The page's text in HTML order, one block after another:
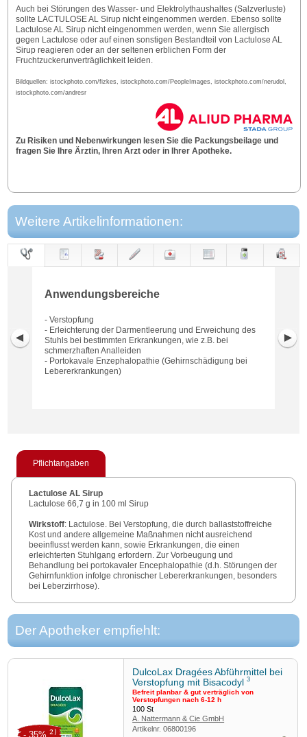
Auch bei Störungen des Wasser- und Elektrolythaushaltes (Salzverluste)
sollte LACTULOSE AL Sirup nicht eingenommen werden. Ebenso sollte
Lactulose AL Sirup nicht eingenommen werden, wenn Sie allergisch
gegen Lactulose oder auf einen sonstigen Bestandteil von Lactulose AL
Sirup reagieren oder an der seltenen erblichen Form der
Fruchtzuckerunverträglichkeit leiden.
Bildquellen: istockphoto.com/fizkes, istockphoto.com/PeopleImages, istockphoto.com/nerudol,
istockphoto.com/andresr
Zu Risiken und Nebenwirkungen lesen Sie die Packungsbeilage und
fragen Sie Ihre Ärztin, Ihren Arzt oder in Ihrer Apotheke.
Weitere Artikelinformationen:
Anwendungsbereiche
- Verstopfung
- Erleichterung der Darmentleerung und Erweichung des
Stuhls bei bestimmten Erkrankungen, wie z.B. bei
schmerzhaften Analleiden
- Portokavale Enzephalopathie (Gehirnschädigung bei
Lebererkrankungen)
Pflichtangaben
Lactulose AL Sirup
Lactulose 66,7 g in 100 ml Sirup
Wirkstoff: Lactulose. Bei Verstopfung, die durch ballaststoffreiche
Kost und andere allgemeine Maßnahmen nicht ausreichend
beeinflusst werden kann, sowie Erkrankungen, die einen
erleichterten Stuhlgang erfordern. Zur Vorbeugung und
Behandlung bei portokavaler Encephalopathie (d.h. Störungen der
Gehirnfunktion infolge chronischer Lebererkrankungen, besonders
bei Leberzirrhose).
Zu Risiken und Nebenwirkungen lesen Sie die Packungsbeilage
und fragen Sie Ihre Ärztin, Ihren Arzt oder in Ihrer Apotheke.
ALIUD PHARMA GmbH, Postfach 1380, 89146 Laichingen
Stand: Juni 2022
Der Apotheker empfiehlt:
DulcoLax Dragées Abführmittel bei
Verstopfung mit Bisacodyl3
Befreit planbar & gut verträglich von
Verstopfungen nach 6-12 h
100St
A. Nattermann & Cie GmbH
Artikelnr.06800196
- 35% 2)